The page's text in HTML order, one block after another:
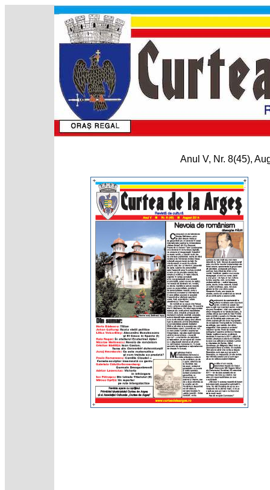
Anul V, Nr. 8(45),